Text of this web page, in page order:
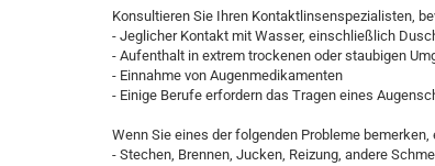
Konsultieren Sie Ihren Kontaktlinsenspezialisten,
- Jeglicher Kontakt mit Wasser, einschließlich
- Aufenthalt in extrem trockenen oder staubigen
- Einnahme von Augenmedikamenten
- Einige Berufe erfordern das Tragen eines
Wenn Sie eines der folgenden Probleme
- Stechen, Brennen, Jucken, Reizung, andere